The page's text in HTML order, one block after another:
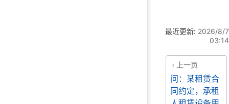
最近更新: 2026/8/7
03:14
上一页
问：某租赁合
同约定，承租